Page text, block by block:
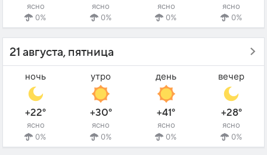
ясно
0%
ясно
0%
ясно
0%
ясно
0%
21 августа, пятница
ночь
+22°
ясно
0%
утро
+30°
ясно
0%
день
+41°
ясно
0%
вечер
+28°
ясно
0%